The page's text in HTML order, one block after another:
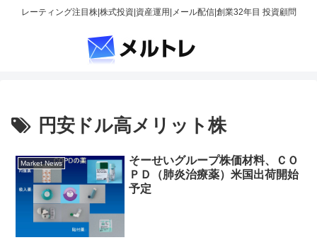
レーティング注目株|株式投資|資産運用|メール配信|創業32年目 投資顧問
円安ドル高メリット株
Market News
そーせいグループ株価材料、ＣＯ
ＰＤ（肺炎治療薬）米国出荷開始
予定